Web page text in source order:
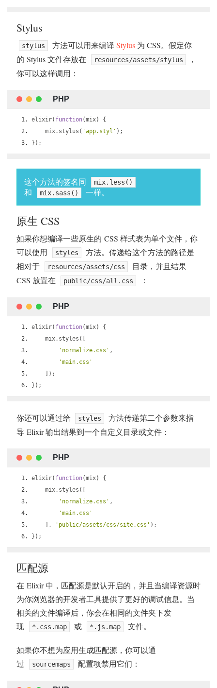
Stylus
stylus 方法可以用来编译 Stylus 为 CSS。假定你
的 Stylus 文件存放在
resources/assets/stylus
，
你可以这样调用：
elixir( function(mix)
{
    mix
. stylus ( 'app.styl' );
});
这个方法的签名同 mix.less()
和 mix.sass() 一样。
原生 CSS
如果你想编译一些原生的 CSS 样式表为单个文件，你
可以使用
styles
方法。传递给这个方法的路径是
相对于
resources/assets/css
目录，并且结果
CSS 放置在
public/css/all.css ：
elixir( function(mix)
{
    mix
. styles ([
'normalize.css' ,
'main.css'
]);
});
你还可以通过给 styles
方法传递第二个参数来指
导 Elixir 输出结果到一个自定义目录或文件：
elixir( function(mix)
{
    mix
. styles ([
'normalize.css' ,
'main.css'
],
'public/assets/css/site.css' );
});
匹配源
在 Elixir 中，匹配源是默认开启的，并且当编译资源时
为你浏览器的开发者工具提供了更好的调试信息。当
相关的文件编译后，你会在相同的文件夹下发
现
*.css.map 或 *.js.map 文件。
如果你不想为应用生成匹配源，你可以通
过
sourcemaps 配置项禁用它们：